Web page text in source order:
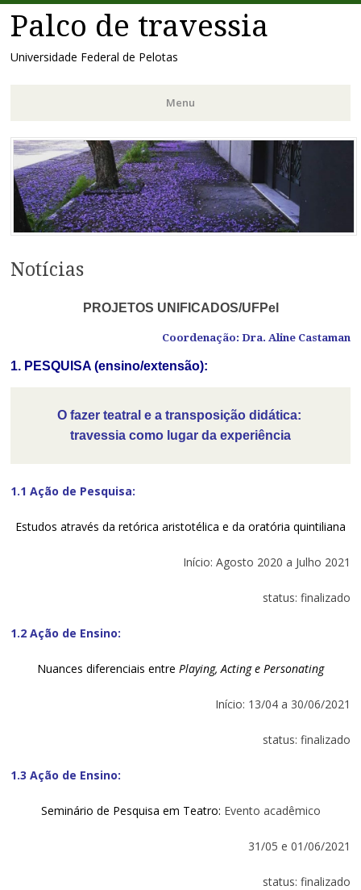
Palco de travessia
Universidade Federal de Pelotas
Menu
Pular
para
o
conteúdo
Notícias
PROJETOS UNIFICADOS/UFPel
Coordenação: Dra. Aline Castaman
1. PESQUISA (ensino/extensão):
O fazer teatral e a transposição didática:
travessia como lugar da experiência
1.1 Ação de Pesquisa:
Estudos através da retórica aristotélica e da oratória quintiliana
Início: Agosto 2020 a Julho 2021
status: finalizado
1.2 Ação de Ensino:
Nuances diferenciais entre Playing, Acting e Personating
Início: 13/04 a 30/06/2021
status: finalizado
1.3 Ação de Ensino:
Seminário de Pesquisa em Teatro: Evento acadêmico
31/05 e 01/06/2021
status: finalizado